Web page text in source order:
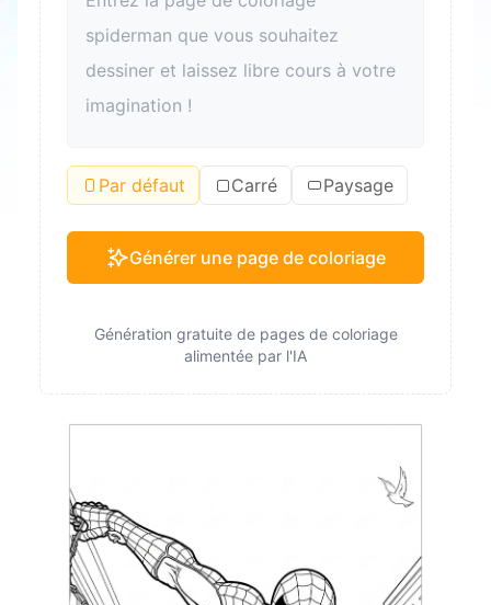
soulager le stress. De plus, le coloriage peut
devenir un lien pour les familles afin de passer du
temps de qualité ensemble et d'améliorer les
relations parents enfants.
Par défaut Carré Paysage
Générer une page de coloriage
Génération gratuite de pages de coloriage
alimentée par l'IA